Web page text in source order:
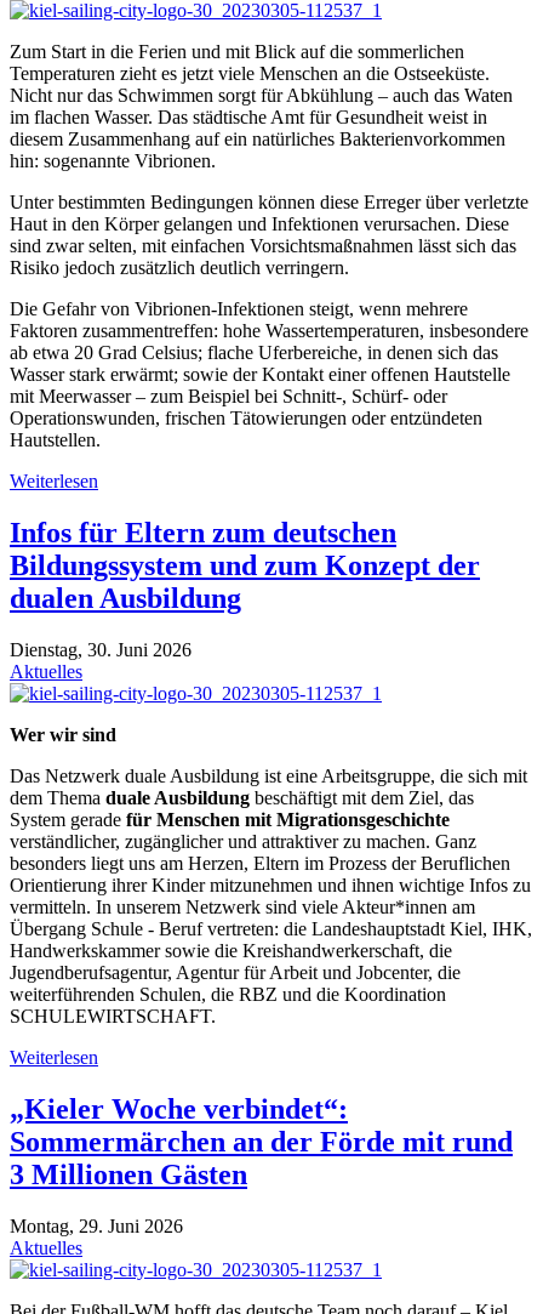
Zum Start in die Ferien und mit Blick auf die sommerlichen
Temperaturen zieht es jetzt viele Menschen an die Ostseeküste.
Nicht nur das Schwimmen sorgt für Abkühlung – auch das Waten
im flachen Wasser. Das städtische Amt für Gesundheit weist in
diesem Zusammenhang auf ein natürliches Bakterienvorkommen
hin: sogenannte Vibrionen.
Unter bestimmten Bedingungen können diese Erreger über verletzte
Haut in den Körper gelangen und Infektionen verursachen. Diese
sind zwar selten, mit einfachen Vorsichtsmaßnahmen lässt sich das
Risiko jedoch zusätzlich deutlich verringern.
Die Gefahr von Vibrionen-Infektionen steigt, wenn mehrere
Faktoren zusammentreffen: hohe Wassertemperaturen, insbesondere
ab etwa 20 Grad Celsius; flache Uferbereiche, in denen sich das
Wasser stark erwärmt; sowie der Kontakt einer offenen Hautstelle
mit Meerwasser – zum Beispiel bei Schnitt-, Schürf- oder
Operationswunden, frischen Tätowierungen oder entzündeten
Hautstellen.
Weiterlesen
Infos für Eltern zum deutschen
Bildungssystem und zum Konzept der
dualen Ausbildung
Dienstag, 30. Juni 2026
Aktuelles
Wer wir sind
Das Netzwerk duale Ausbildung ist eine Arbeitsgruppe, die sich mit
dem Thema duale Ausbildung beschäftigt mit dem Ziel, das
System gerade für Menschen mit Migrationsgeschichte
verständlicher, zugänglicher und attraktiver zu machen. Ganz
besonders liegt uns am Herzen, Eltern im Prozess der Beruflichen
Orientierung ihrer Kinder mitzunehmen und ihnen wichtige Infos zu
vermitteln. In unserem Netzwerk sind viele Akteur*innen am
Übergang Schule - Beruf vertreten: die Landeshauptstadt Kiel, IHK,
Handwerkskammer sowie die Kreishandwerkerschaft, die
Jugendberufsagentur, Agentur für Arbeit und Jobcenter, die
weiterführenden Schulen, die RBZ und die Koordination
SCHULEWIRTSCHAFT.
Weiterlesen
„Kieler Woche verbindet“:
Sommermärchen an der Förde mit rund
3 Millionen Gästen
Montag, 29. Juni 2026
Aktuelles